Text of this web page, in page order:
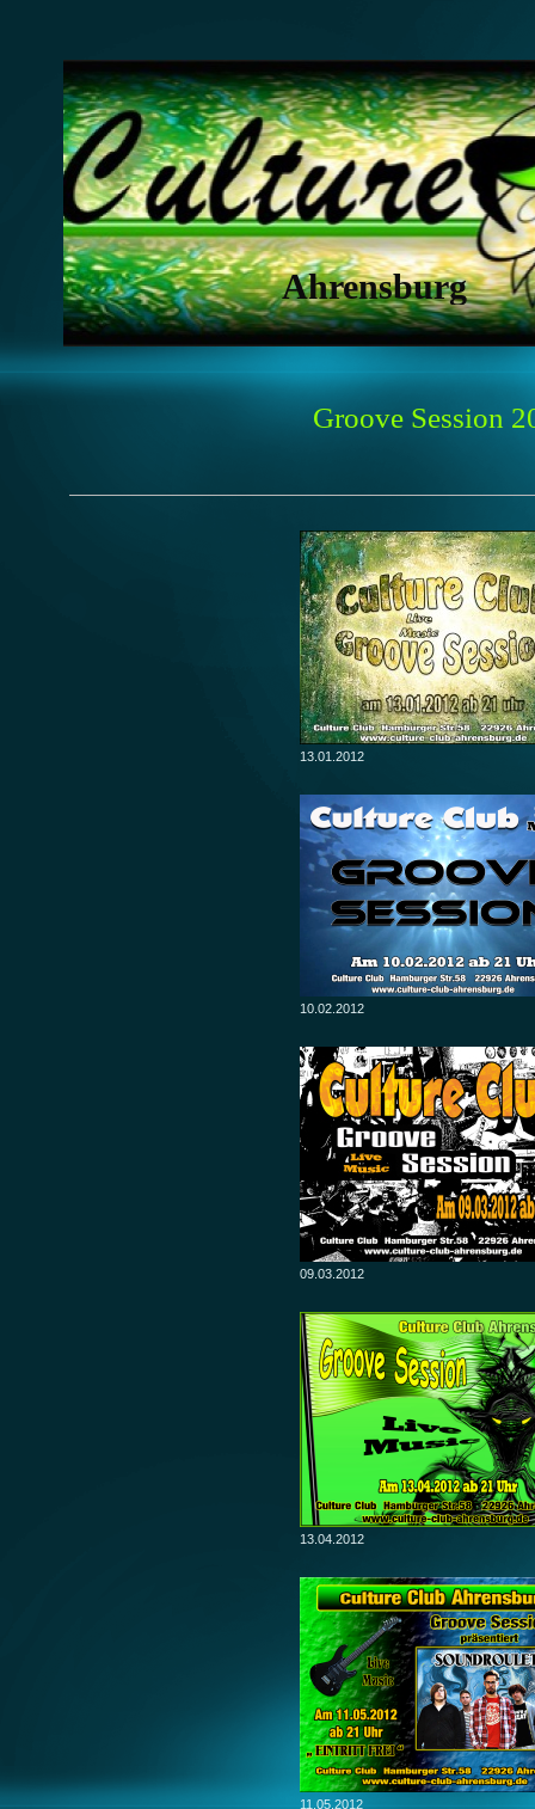
Ahrensburg
Groove Session
13.01.2012
10.02.2012
09.03.2012
13.04.2012
11.05.2012